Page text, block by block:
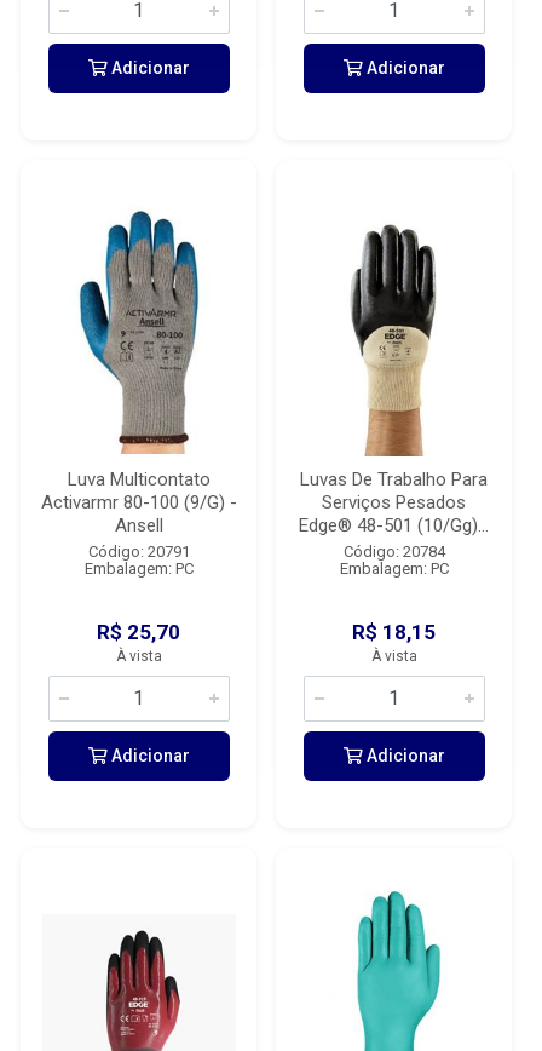
Adicionar Adicionar
Luva Multicontato
Activarmr 80-100 (9/G) -
Ansell
Código: 20791
Embalagem: PC
R$ 25,70
À vista
Adicionar
Luvas De Trabalho Para
Serviços Pesados
Edge® 48-501 (10/Gg)...
Código: 20784
Embalagem: PC
R$ 18,15
À vista
Adicionar